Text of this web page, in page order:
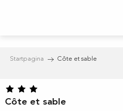
Startpagina Côte et sable
Côte et sable